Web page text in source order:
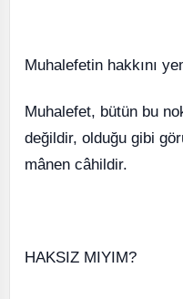
Muhalefetin hakkını
Muhalefet, bütün bu
değildir, olduğu gibi
mânen câhildir.
HAKSIZ MIYIM?